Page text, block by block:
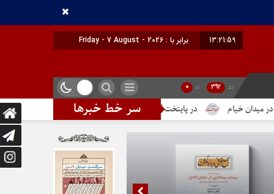
13:22:00 برابر با : Friday - 7 August - 2026
:::
392
::
0
سر خط خبرها در پایتخت گزینیِ تهران دومین شماره از ماهنامه الکترونیک